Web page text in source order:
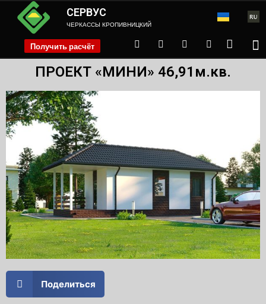
СЕРВУС
ЧЕРКАССЫ КРОПИВНИЦКИЙ
Получить расчёт phone
ПРОЕКТ «МИНИ» 46,91м.кв.
Поделиться